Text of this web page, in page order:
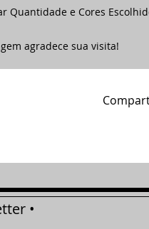
Quantidade e Cores
agradece sua visita!
•